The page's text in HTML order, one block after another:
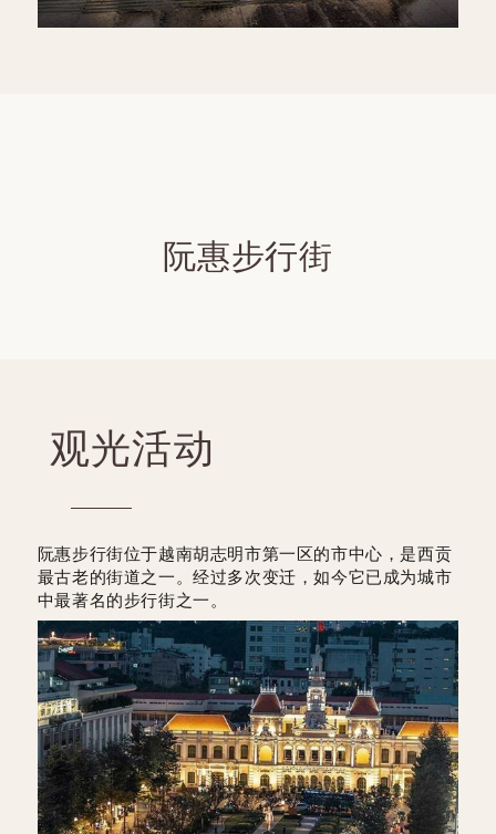
阮惠步行街
观光活动
阮惠步行街位于越南胡志明市第一区的市中心，是西贡
最古老的街道之一。经过多次变迁，如今它已成为城市
中最著名的步行街之一。